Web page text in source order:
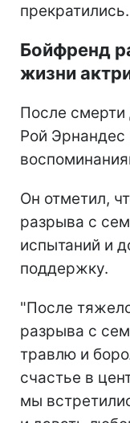
прекратились.
Бойфренд
жизни
После
Рой Эрнандес
Он отметил,
разрыва с
испытаний и
поддержку.
"После
разрыва с
травлю и
счастье в
мы